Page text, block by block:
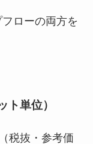
ローの両方を
ト単位）
税抜・参考価